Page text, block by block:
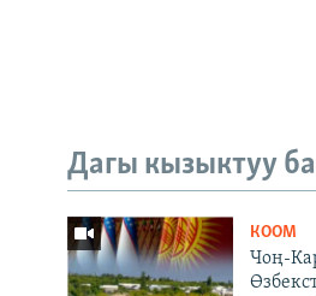
Дагы кызыктуу
КООМ
Чоң-